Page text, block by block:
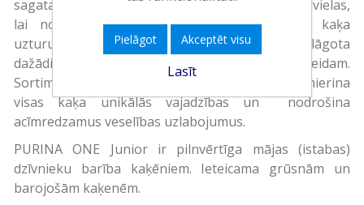
sagatavots, izmantojot augstākās kvalitātes izejvielas,
lai nodrošinātu pilnvērtīgu un sabalansētu kaķa
uzturu. Barība PURINA ONE ir izstrādāta un pielāgota
dažādiem kaķa vecumposmiem un dzīvesveidam.
Sortimentā atradīsiet piedāvājumus, kas apmierina
visas kaķa unikālās vajadzības un nodrošina
acīmredzamus veselības uzlabojumus.
PURINA ONE Junior ir pilnvērtīga mājas (istabas)
dzīvnieku barība kaķēniem. Ieteicama grūsnām un
barojošām kaķenēm.
Pielāgot Akceptēt visu
Lasīt